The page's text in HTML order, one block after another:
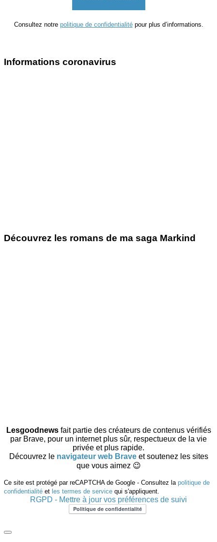
Consultez notre politique de confidentialitépour plus d’informations.
Informations coronavirus
Découvrez les romans de ma saga Markind
Lesgoodnewsfait partie des créateurs de contenus vérifiés
par Brave, pour un internet plus sûr, respectueux de la vie
privée et plus rapide.
Découvrez le navigateur web Brave et soutenez les sites
que vous aimez 😉
Ce site est protégé par reCAPTCHA de Google - Consultez la politique de
confidentialité et les termes de service qui s'appliquent.
RGPD - Mettre à jour vos préférences de suivi